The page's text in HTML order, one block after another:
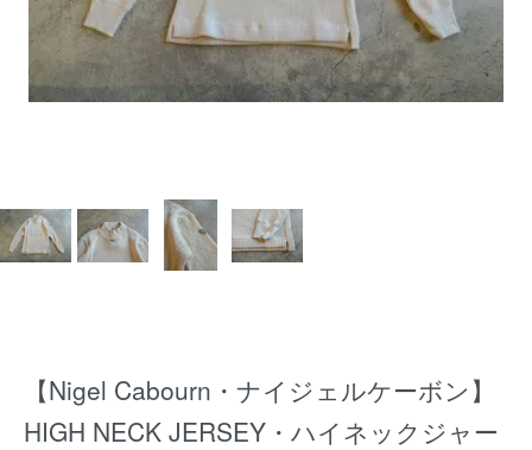
【Nigel Cabourn・ナイジェルケーボン】
HIGH NECK JERSEY・ハイネックジャー